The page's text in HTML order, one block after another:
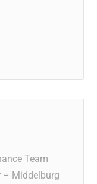
Team
– Middelburg